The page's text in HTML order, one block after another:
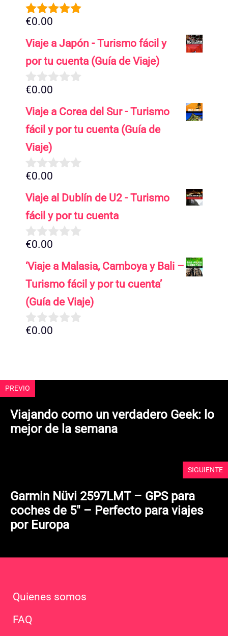
5.00de 5
€0.00
Viaje a Japón - Turismo fácil y
por tu cuenta (Guía de Viaje)
0
e
5
€0.00
Viaje a Corea del Sur - Turismo
fácil y por tu cuenta (Guía de
Viaje)
0
e
5
€0.00
Viaje al Dublín de U2 - Turismo
fácil y por tu cuenta
0
e
5
€0.00
‘Viaje a Malasia, Camboya y Bali –
Turismo fácil y por tu cuenta’
(Guía de Viaje)
0
€0.00
PREVIO
Viajando como un verdadero Geek: lo
mejor de la semana
SIGUIENTE
Garmin Nüvi 2597LMT – GPS para
coches de 5″ – Perfecto para viajes
por Europa
Quienes somos
FAQ